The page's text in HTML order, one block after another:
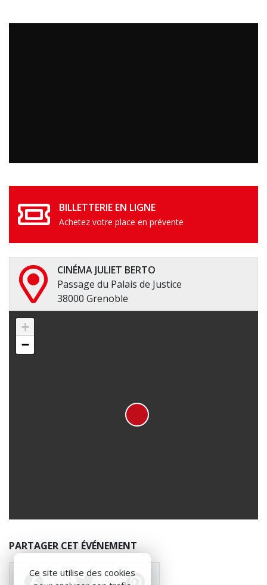
BILLETTERIE EN LIGNE
Achetez votre place en prévente
CINÉMA JULIET BERTO
Passage du Palais de Justice
38000 Grenoble
+
−
PARTAGER CET ÉVÉNEMENT
Ce site utilise des cookies